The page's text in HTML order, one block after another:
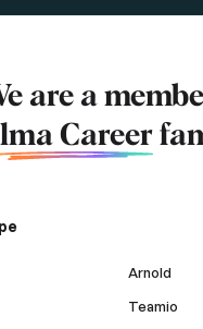
are a
Career
Arnold
Teamio